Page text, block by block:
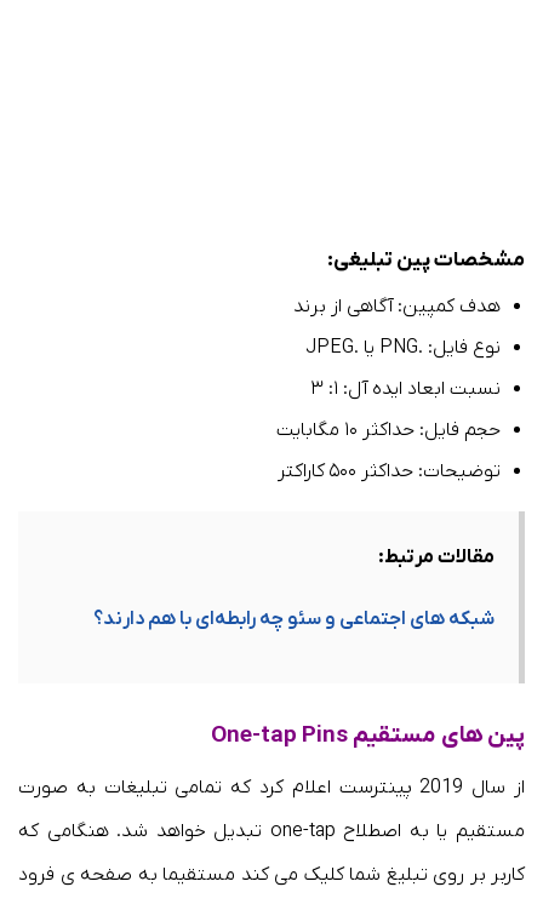
مشخصات پین تبلیغی:
هدف کمپین: آگاهی از برند
نوع فایل: .PNG یا .JPEG
نسبت ابعاد ایده آل: ۱: ۳
حجم فایل: حداکثر ۱۰ مگابایت
توضیحات: حداکثر ۵۰۰ کاراکتر
مقالات مرتبط:
شبکه‌ های اجتماعی و سئو چه رابطه‌ای با هم دارند؟
پین های مستقیم One-tap Pins
از سال 2019 پینترست اعلام کرد که تمامی تبلیغات به صورت
مستقیم یا به اصطلاح one-tap تبدیل خواهد شد. هنگامی که
کاربر بر روی تبلیغ شما کلیک می کند مستقیما به صفحه ی فرود